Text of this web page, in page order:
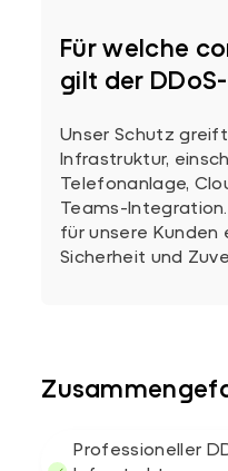
Für welche
gilt der
Unser Schutz
Infrastruktur,
Telefonanlage,
Teams-
für unsere Kunden
Sicherheit und
Professioneller